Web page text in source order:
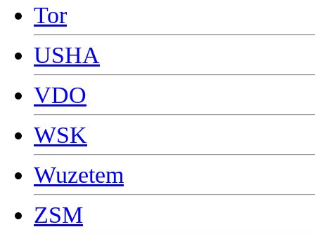
Tor
USHA
VDO
WSK
Wuzetem
ZSM